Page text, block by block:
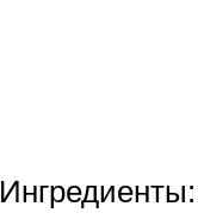
Ингредиенты: